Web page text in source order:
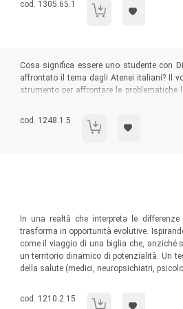
Codice libro:
cod. 1305.65.1 Il bambino con deficit
Sommario:
Cosa significa essere uno studente con
affrontato il tema dagli Atenei italiani? Il
strumento per affrontare le
studenti, docenti e altre figure che, a
con DSA.
Codice libro:
cod. 1248.1.5 DSA: percorsi inclusivi in
In una realtà che interpreta le
trasforma in opportunità evolutive.
come il viaggio di una biglia che, anziché
un territorio dinamico di potenzialità. Un
della salute (medici, neuropsichiatri,
Codice libro:
cod. 1210.2.15 Neurosviluppo: oltre le